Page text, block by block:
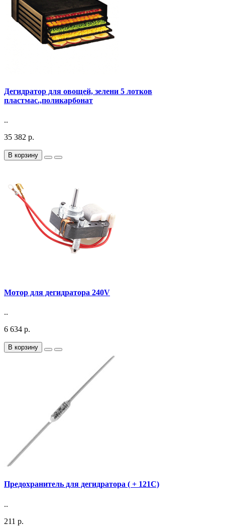
Дегидратор для овощей, зелени 5 лотков
пластмас.,поликарбонат
..
35 382 р.
В корзину
Мотор для дегидратора 240V
..
6 634 р.
В корзину
Предохранитель для дегидратора ( + 121C)
..
211 р.